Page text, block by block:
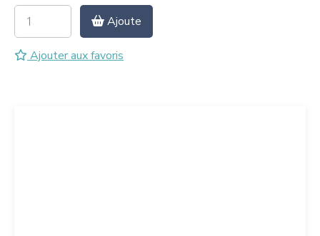
Ajoute
Ajouter aux favoris